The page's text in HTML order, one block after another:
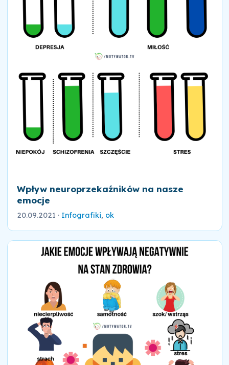
Wpływ neuroprzekaźników na nasze
emocje
20.09.2021 · Infografiki, ok